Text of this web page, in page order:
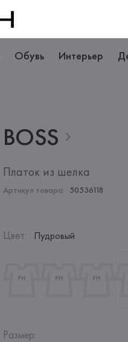
Обувь Интерьер
BOSS
Платок из шелка
Артикул товара: 50536118
Цвет: Пудровый
Размер: